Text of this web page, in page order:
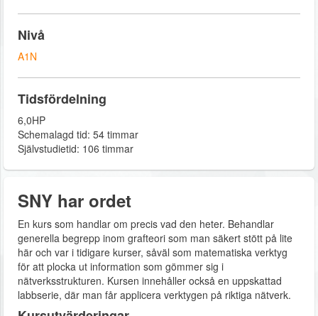
Nivå
A1N
Tidsfördelning
6,0HP
Schemalagd tid: 54 timmar
Självstudietid: 106 timmar
SNY har ordet
En kurs som handlar om precis vad den heter. Behandlar
generella begrepp inom grafteori som man säkert stött på lite
här och var i tidigare kurser, såväl som matematiska verktyg
för att plocka ut information som gömmer sig i
nätverksstrukturen. Kursen innehåller också en uppskattad
labbserie, där man får applicera verktygen på riktiga nätverk.